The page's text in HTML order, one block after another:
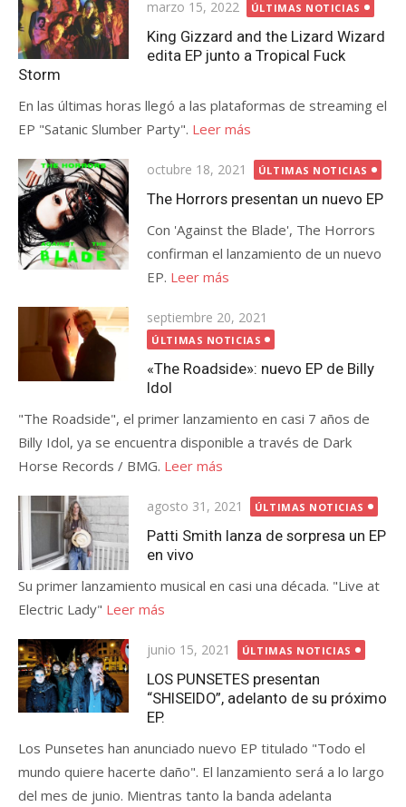
Publicada
el
marzo 15, 2022 ÚLTIMAS NOTICIAS
King Gizzard and the Lizard Wizard
edita EP junto a Tropical Fuck
Storm
En las últimas horas llegó a las plataformas de streaming el
EP "Satanic Slumber Party". Leer más
Publicada
el
octubre 18, 2021 ÚLTIMAS NOTICIAS
The Horrors presentan un nuevo EP
Con 'Against the Blade', The Horrors
confirman el lanzamiento de un nuevo
EP. Leer más
Publicada
el
septiembre 20, 2021
ÚLTIMAS NOTICIAS
«The Roadside»: nuevo EP de Billy
Idol
"The Roadside", el primer lanzamiento en casi 7 años de
Billy Idol, ya se encuentra disponible a través de Dark
Horse Records / BMG. Leer más
Publicada
el
agosto 31, 2021 ÚLTIMAS NOTICIAS
Patti Smith lanza de sorpresa un EP
en vivo
Su primer lanzamiento musical en casi una década. "Live at
Electric Lady" Leer más
Publicada
el
junio 15, 2021 ÚLTIMAS NOTICIAS
LOS PUNSETES presentan
“SHISEIDO”, adelanto de su próximo
EP.
Los Punsetes han anunciado nuevo EP titulado "Todo el
mundo quiere hacerte daño". El lanzamiento será a lo largo
del mes de junio. Mientras tanto la banda adelanta